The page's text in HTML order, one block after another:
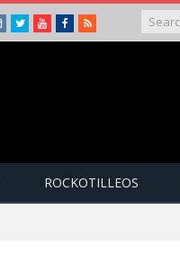
Instagram
TwitterYoutubeFacebook
RSS
ROCKOTILLEOS